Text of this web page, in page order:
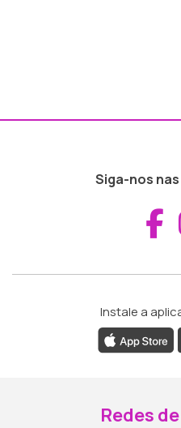
Siga-nos
Instale a
Redes